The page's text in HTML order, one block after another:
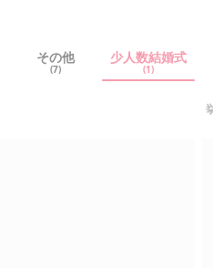
その他
(7)
少人数結婚式
(1)